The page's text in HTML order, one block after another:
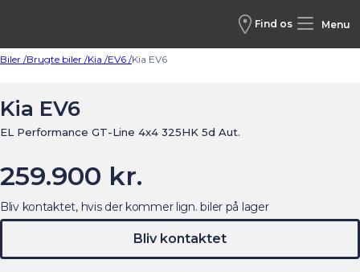
Find os Menu
Biler /Brugte biler /Kia /EV6 /Kia EV6
Kia EV6
EL Performance GT-Line 4x4 325HK 5d Aut.
259.900 kr.
Bliv kontaktet, hvis der kommer lign. biler på lager
Bliv kontaktet